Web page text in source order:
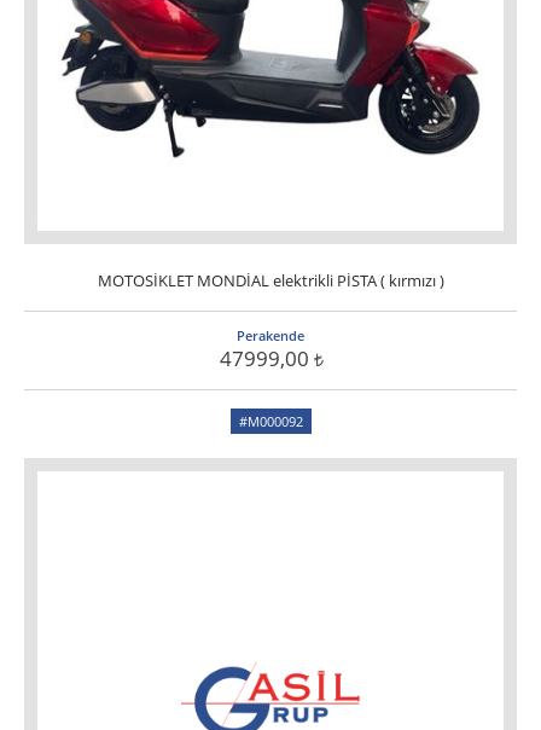
MOTOSİKLET MONDİAL elektrikli PİSTA ( kırmızı )
Perakende
47999,00
#M000092